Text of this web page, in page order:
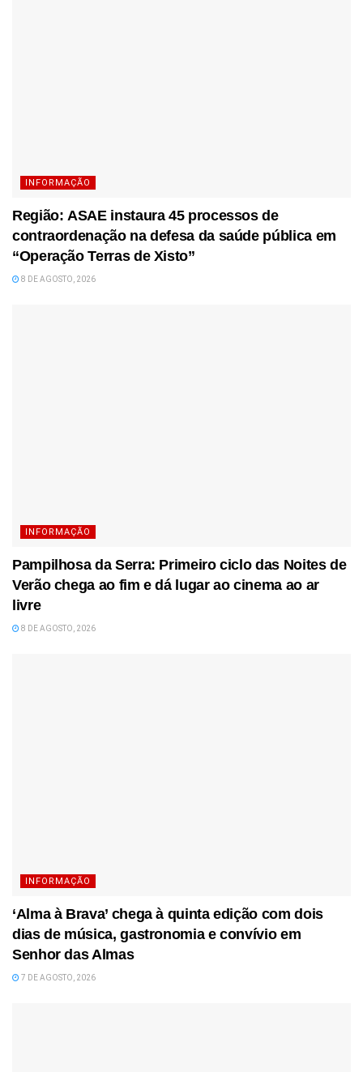
INFORMAÇÃO
Região: ASAE instaura 45 processos de
contraordenação na defesa da saúde pública em
“Operação Terras de Xisto”
8 DE AGOSTO, 2026
INFORMAÇÃO
Pampilhosa da Serra: Primeiro ciclo das Noites de
Verão chega ao fim e dá lugar ao cinema ao ar
livre
8 DE AGOSTO, 2026
INFORMAÇÃO
‘Alma à Brava’ chega à quinta edição com dois
dias de música, gastronomia e convívio em
Senhor das Almas
7 DE AGOSTO, 2026